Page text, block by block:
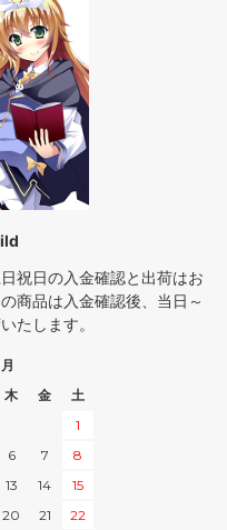
祝日の入金確認と出荷はお
商品は入金確認後、当日～
たします。
木 金
土
1
6 7
8
13 14
15
20 21
22